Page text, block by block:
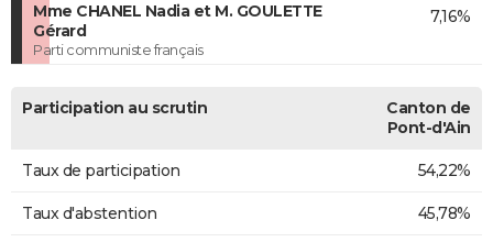
Mme CHANEL Nadia et M. GOULETTE
Gérard
Parti communiste français
7,16%
Participation au scrutin
Canton de
Pont-d'Ain
Taux de participation 54,22%
Taux d'abstention 45,78%